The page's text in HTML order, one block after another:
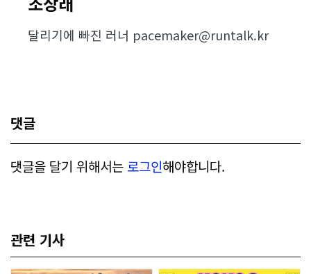
달리기에 빠진 러너 pacemaker@runtalk.kr
댓글
댓글을 달기 위해서는 로그인해야합니다.
관련 기사